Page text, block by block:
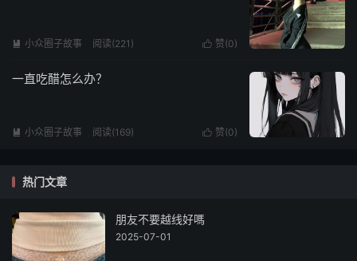
 赞(0)
 小众圈子故事 阅读(221)
一直吃醋怎么办？
 赞(0)
 小众圈子故事 阅读(169)
热门文章
朋友不要越线好嗎
2025-07-01